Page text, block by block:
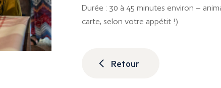
Durée : 30 à 45 minutes environ –
carte, selon votre appétit !)
Retour